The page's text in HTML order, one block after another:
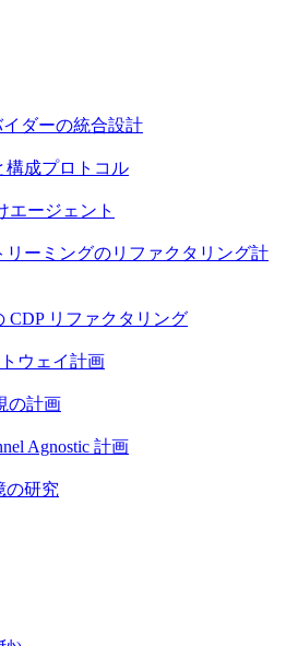
イダーの統合設計
構成プロトコル
エージェント
リーミングのリファクタリング計
CDP リファクタリング
トウェイ計画
の計画
Agnostic 計画
の研究